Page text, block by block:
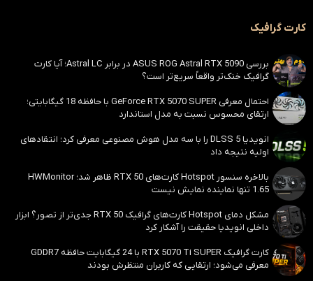
کارت گرافیک
بررسی ASUS ROG Astral RTX 5090 در برابر Astral LC؛ آیا کارت
گرافیک خنک‌تر واقعاً سریع‌تر است؟
احتمال معرفی GeForce RTX 5070 SUPER با حافظه 18 گیگابایتی؛
ارتقای محسوس نسبت به مدل استاندارد
انویدیا DLSS 5 را با سه مدل هوش مصنوعی معرفی کرد؛ انتقادهای
اولیه نتیجه داد
بالاخره سنسور Hotspot کارت‌های RTX 50 ظاهر شد؛ HWMonitor
1.65 تنها نماینده نمایش نیست
مشکل دمای Hotspot کارت‌های گرافیک RTX 50 جدی‌تر از تصور؟ ابزار
داخلی انویدیا حقیقت را آشکار کرد
کارت گرافیک RTX 5070 Ti SUPER با 24 گیگابایت حافظه GDDR7
معرفی می‌شود؛ ارتقایی که کاربران منتظرش بودند